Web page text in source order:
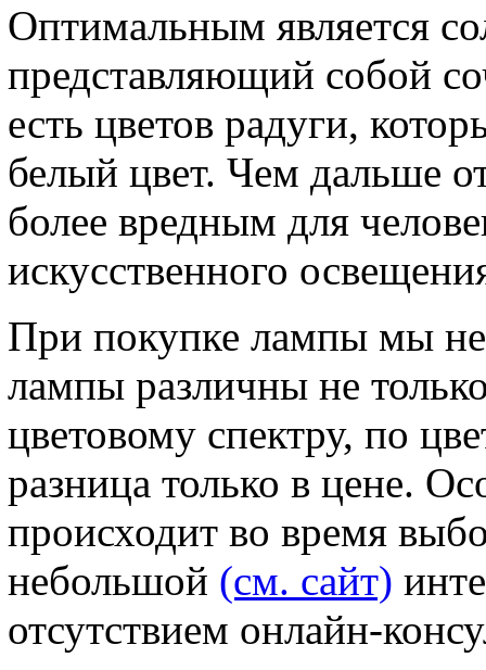
Оптимальным является
представляющий собой
есть цветов радуги,
белый цвет. Чем дальше
более вредным для
искусственного
При покупке лампы мы
лампы различны не
цветовому спектру, по
разница только в цене.
происходит во время
небольшой (см. сайт)
отсутствием онлайн-